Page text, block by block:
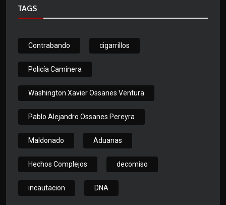
TAGS
Contrabando cigarrillos
Policía Caminera
Washington Xavier Ossanes Ventura
Pablo Alejandro Ossanes Pereyra
Maldonado Aduanas
Hechos Complejos decomiso
incautacion DNA